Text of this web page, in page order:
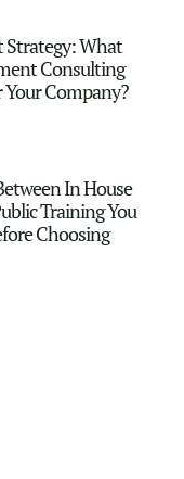
Strategy: What
Consulting
Company?
In House
Training You
Choosing